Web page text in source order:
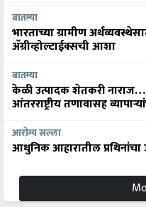
बातम्या
भारताच्या ग्रामीण
अ‍ॅग्रीव्होल्टाईक्सची आशा
बातम्या
केळी उत्पादक शेतकरी नाराज…
आंतरराष्ट्रीय तणावासह
आरोग्य सल्ला
आधुनिक आहारातील प्रथिनांचा